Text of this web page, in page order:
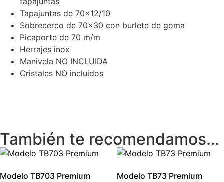
Tapajuntas de 70×12/10
Sobrecerco de 70×30 con burlete de goma
Picaporte de 70 m/m
Herrajes inox
Manivela NO INCLUIDA
Cristales NO incluidos
También te recomendamos…
Modelo TB703 Premium Modelo TB73 Premium